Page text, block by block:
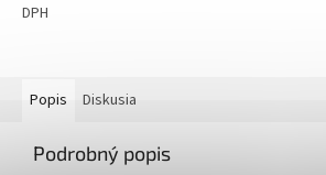
DPH
Popis Diskusia
Podrobný popis